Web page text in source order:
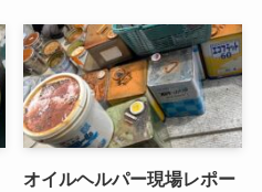
オイルヘルパー現場レポー